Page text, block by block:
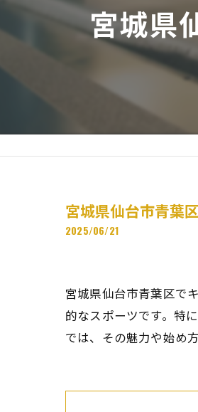
宮城県
宮城県仙台市青葉
2025/06/21
宮城県仙台市青葉区で
的なスポーツです。特
では、その魅力や始め